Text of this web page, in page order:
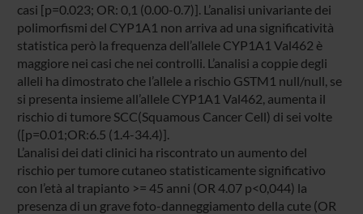
casi [p=0.023; OR: 0,1 (0.00-0.7)]. L’analisi univariante dei
polimorfismi del CYP1A1 non arriva ad una significatività
statistica però la frequenza dell’allele CYP1A1 Val462 è
maggiore nei casi che nei controlli. L’analisi a coppie degli
alleli ha dimostrato che l’allele a rischio GSTM1 null/null, se
si presenta insieme all’allele CYP1A1 Val462, aumenta il
rischio di tumore SCC(Squamous Cancer Cell) di sei volte
([p=0.01;OR:6.5 (1.4-34.4)].
L’analisi dei dati clinici ha riscontrato un aumento del
rischio per tumore cutaneo statisticamente significativo
con l’età al trapianto >= 45 anni (OR 4.07 p<0,044) la
presenza di un grave foto-danneggiamento della cute (OR